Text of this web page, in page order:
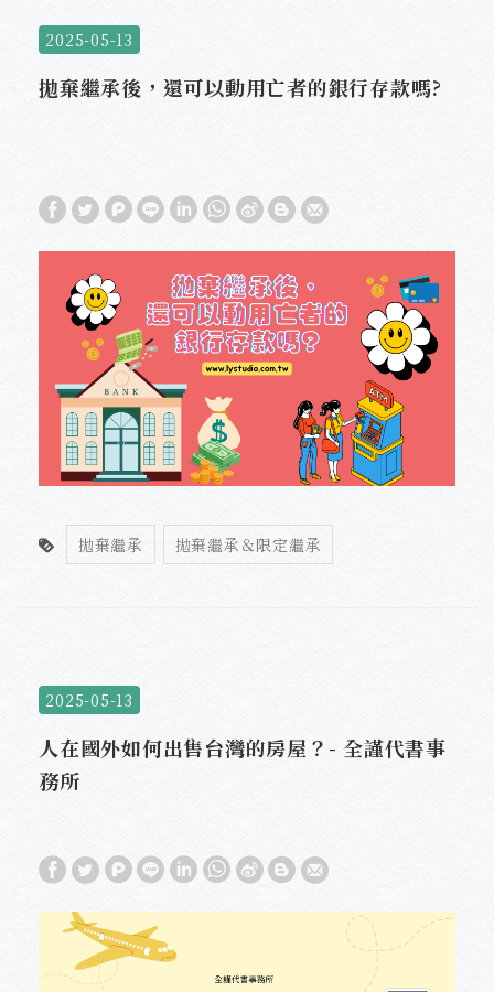
2025-05-13
拋棄繼承後，還可以動用亡者的銀行存款嗎?
拋棄繼承 拋棄繼承＆限定繼承
2025-05-13
人在國外如何出售台灣的房屋？- 全謹代書事
務所